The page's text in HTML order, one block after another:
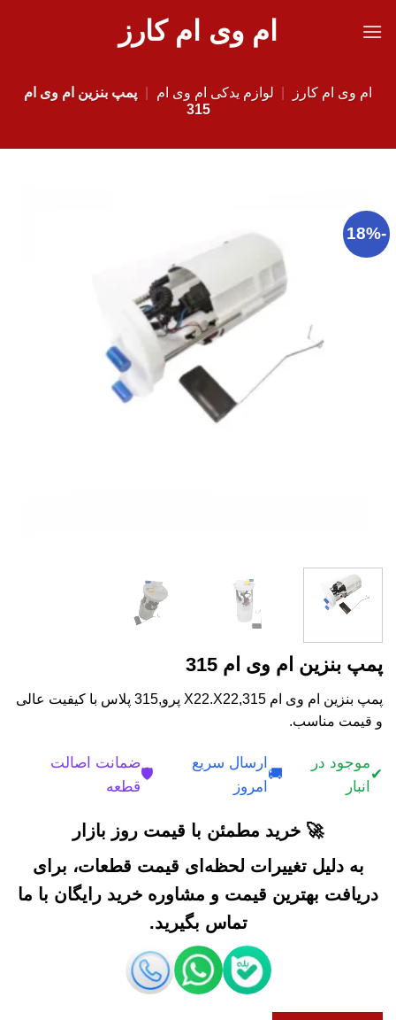
ام وی ام کارز
ام وی ام کارز لوازم یدکی ام وی ام
پمپ بنزین ام وی ام
315
-18%
پمپ بنزین ام وی ام 315
پمپ بنزین ام وی ام 315,X22.X22 پرو,315 پلاس با کیفیت عالی
و قیمت مناسب.
✔
موجود در
انبار
🚚
ارسال سریع
امروز
🛡️
ضمانت اصالت
قطعه
🚀 خرید مطمئن با قیمت روز بازار
به دلیل تغییرات لحظه‌ای قیمت قطعات، برای
دریافت بهترین قیمت و مشاوره خرید رایگان با ما
تماس بگیرید.